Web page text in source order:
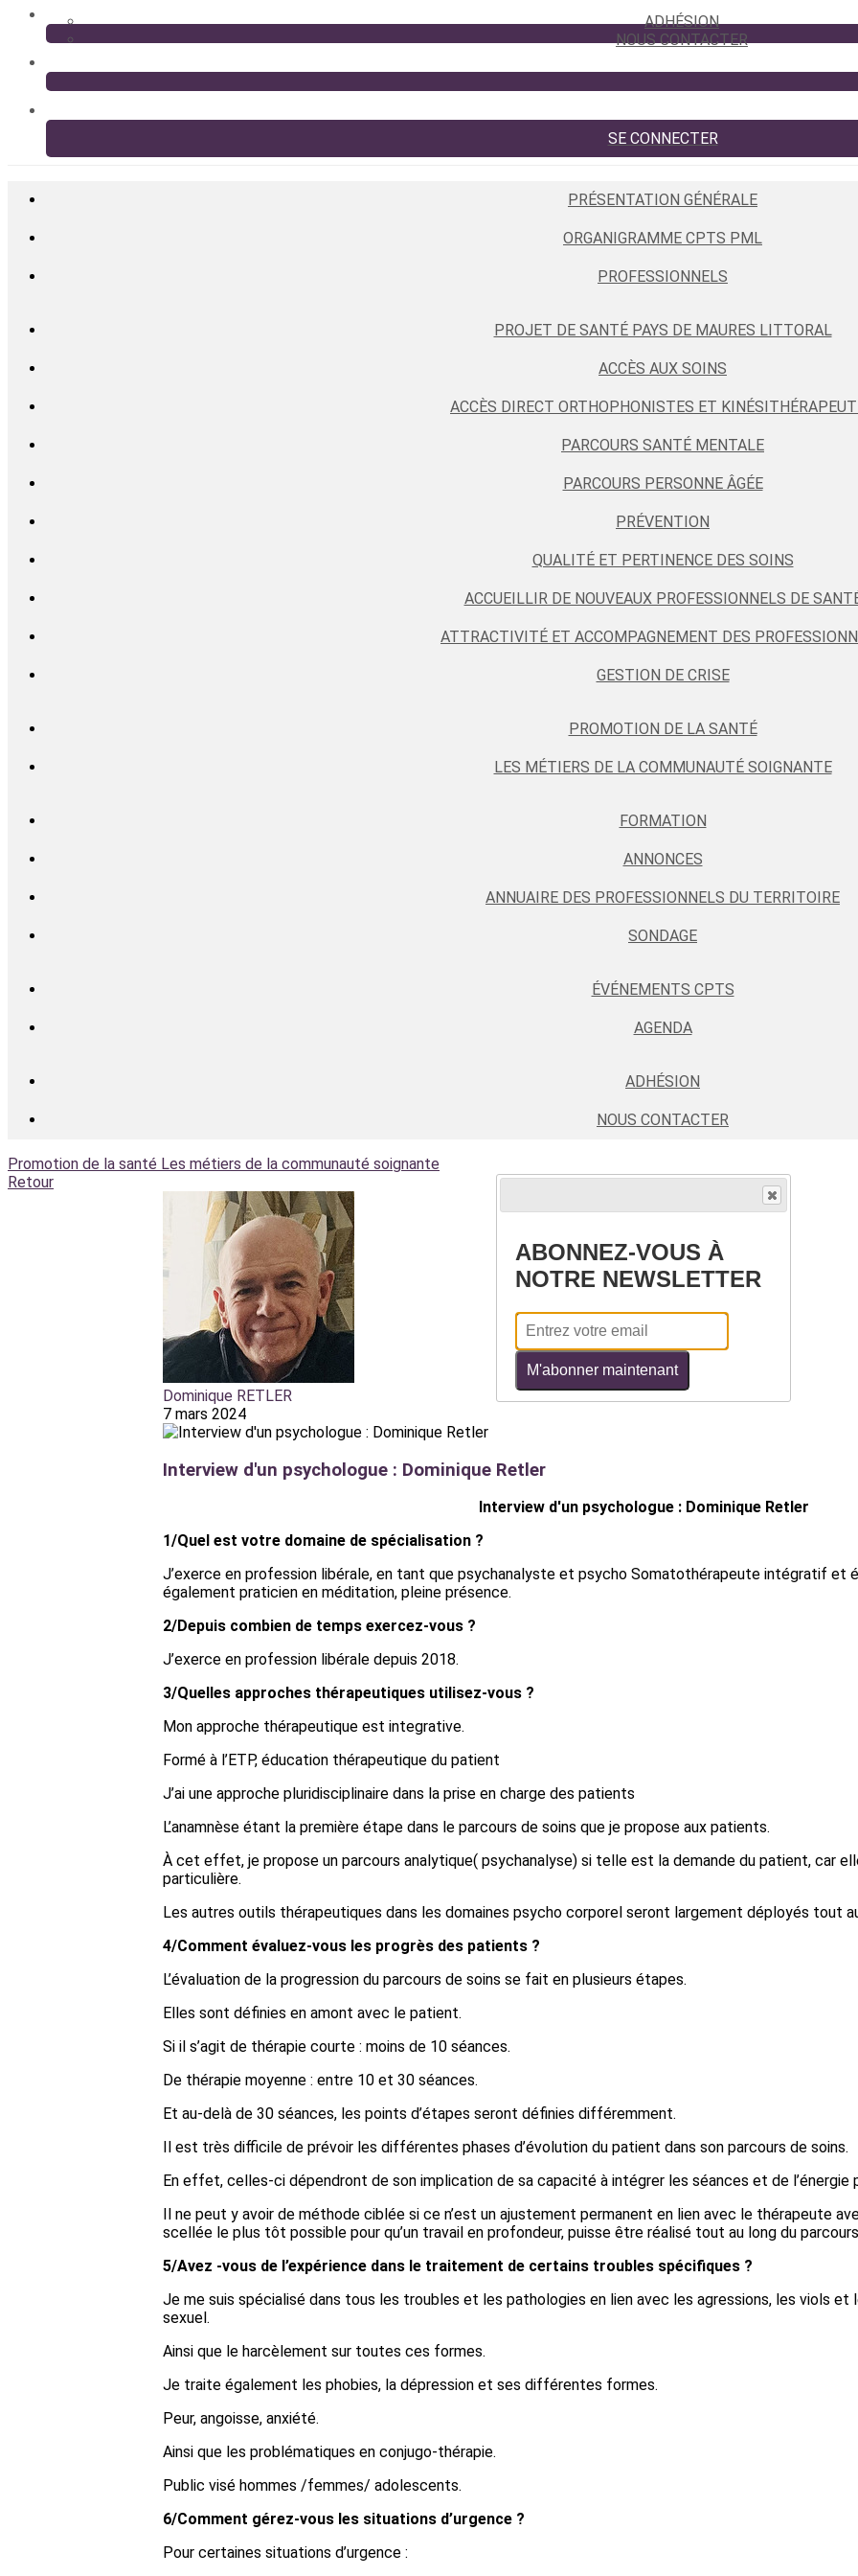
ADHÉSION
NOUS CONTACTER
SE CONNECTER
PRÉSENTATION GÉNÉRALE
ORGANIGRAMME CPTS PML
PROFESSIONNELS
PROJET DE SANTÉ PAYS DE MAURES LITTORAL
ACCÈS AUX SOINS
ACCÈS DIRECT ORTHOPHONISTES ET
PARCOURS SANTÉ MENTALE
PARCOURS PERSONNE ÂGÉE
PRÉVENTION
QUALITÉ ET PERTINENCE DES SOINS
ACCUEILLIR DE NOUVEAUX PROFESSIONNELS DE
ATTRACTIVITÉ ET ACCOMPAGNEMENT DES
GESTION DE CRISE
PROMOTION DE LA SANTÉ
LES MÉTIERS DE LA COMMUNAUTÉ SOIGNANTE
FORMATION
ANNONCES
ANNUAIRE DES PROFESSIONNELS DU TERRITOIRE
SONDAGE
ÉVÉNEMENTS CPTS
AGENDA
ADHÉSION
NOUS CONTACTER
Promotion de la santé Les métiers de la communauté soignante
Retour
Dominique RETLER
7 mars 2024
Interview d'un psychologue : Dominique Retler
Interview d'un psychologue : Dominique Retler
1/Quel est votre domaine de spécialisation ?
J’exerce en profession libérale, en tant que psychanalyste et psycho Somatothérapeute intégratif et
également praticien en méditation, pleine présence.
2/Depuis combien de temps exercez-vous ?
J’exerce en profession libérale depuis 2018.
3/Quelles approches thérapeutiques utilisez-vous ?
Mon approche thérapeutique est integrative.
Formé à l’ETP, éducation thérapeutique du patient
J’ai une approche pluridisciplinaire dans la prise en charge des patients
L’anamnèse étant la première étape dans le parcours de soins que je propose aux patients.
À cet effet, je propose un parcours analytique( psychanalyse) si telle est la demande du patient, car
particulière.
Les autres outils thérapeutiques dans les domaines psycho corporel seront largement déployés tout
4/Comment évaluez-vous les progrès des patients ?
L’évaluation de la progression du parcours de soins se fait en plusieurs étapes.
Elles sont définies en amont avec le patient.
Si il s’agit de thérapie courte : moins de 10 séances.
De thérapie moyenne : entre 10 et 30 séances.
Et au-delà de 30 séances, les points d’étapes seront définies différemment.
Il est très difficile de prévoir les différentes phases d’évolution du patient dans son parcours de soins.
En effet, celles-ci dépendront de son implication de sa capacité à intégrer les séances et de l’énergie
Il ne peut y avoir de méthode ciblée si ce n’est un ajustement permanent en lien avec le thérapeute
scellée le plus tôt possible pour qu’un travail en profondeur, puisse être réalisé tout au long du
5/Avez -vous de l’expérience dans le traitement de certains troubles spécifiques ?
Je me suis spécialisé dans tous les troubles et les pathologies en lien avec les agressions, les viols et
sexuel.
Ainsi que le harcèlement sur toutes ces formes.
Je traite également les phobies, la dépression et ses différentes formes.
Peur, angoisse, anxiété.
Ainsi que les problématiques en conjugo-thérapie.
Public visé hommes /femmes/ adolescents.
6/Comment gérez-vous les situations d’urgence ?
Pour certaines situations d’urgence :
ABONNEZ-VOUS À
NOTRE NEWSLETTER
M'abonner maintenant